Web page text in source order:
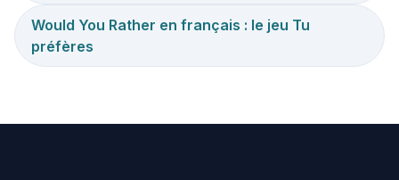
Would You Rather en français : le jeu Tu
préfères